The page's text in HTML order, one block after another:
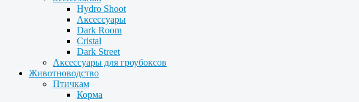
Hydro Shoot
Аксессуары
Dark Room
Cristal
Dark Street
Аксессуары для гроубоксов
Животноводство
Птичкам
Корма